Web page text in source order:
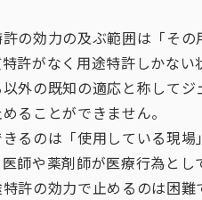
の効力の及ぶ範囲は「その
許がなく用途特許しかな
外の既知の適応と称して
ることができません。
るのは「使用している現
師や薬剤師が医療行為と
許の効力で止めるのは困難